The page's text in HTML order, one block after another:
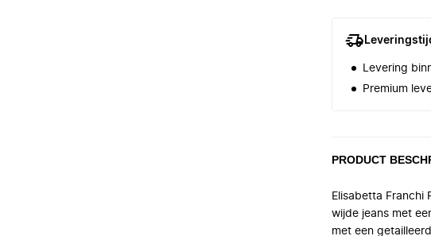
Levering
Premium
PRODUCT
Elisabetta Franchi
wijde jeans met
met een